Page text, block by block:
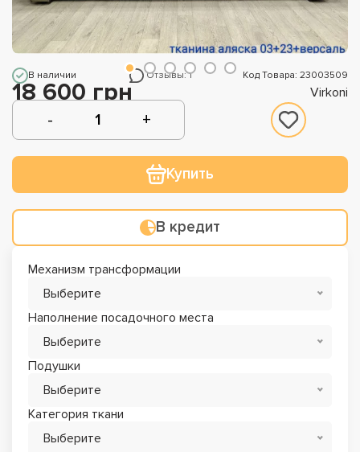
В наличии Отзывы: 1 Код Товара: 23003509
18 600 грн Virkoni
Купить
В кредит
Механизм трансформации
Выберите
Наполнение посадочного места
Выберите
Подушки
Выберите
Категория ткани
Выберите